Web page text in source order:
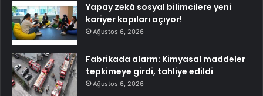
Yapay zekâ sosyal bilimcilere yeni
kariyer kapıları açıyor!
Ağustos 6, 2026
Fabrikada alarm: Kimyasal maddeler
tepkimeye girdi, tahliye edildi
Ağustos 6, 2026